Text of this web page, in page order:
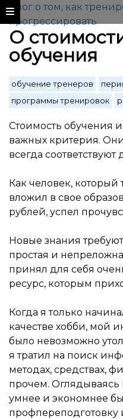
Блог о том, как
прогрессировать
О
обучения
обучение тренеров
программы тренировок
Стоимость обучения
важных критерия.
всегда соответствуют
Как человек,
вложил в свое
рублей, успел
Новые знания требуют
простая и
принял для себя
ресурс, которым
Когда я только
качестве хобби, мой
было невозможно
я тратил на поиск
методах, средствах,
прочем. Оглядываясь
умнее и экономнее